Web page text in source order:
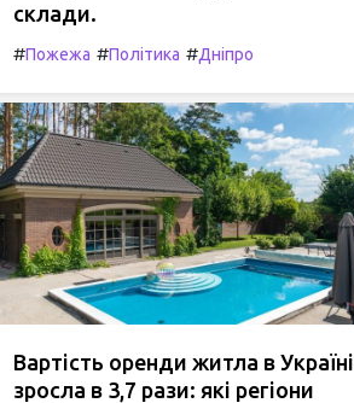
склади.
#Пожежа #Політика #Дніпро
Вартість оренди житла в Україні
зросла в 3,7 рази: які регіони